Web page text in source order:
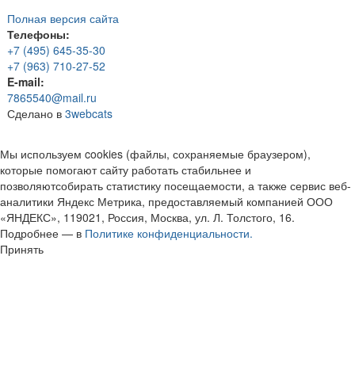
Полная версия сайта
Телефоны:
+7 (495) 645-35-30
+7 (963) 710-27-52
E-mail:
7865540@mail.ru
Сделано в 3webcats
Мы используем cookies (файлы, сохраняемые браузером),
которые помогают сайту работать стабильнее и
позволяютсобирать статистику посещаемости, а также сервис веб-
аналитики Яндекс Метрика, предоставляемый компанией ООО
«ЯНДЕКС», 119021, Россия, Москва, ул. Л. Толстого, 16.
Подробнее — в Политике конфиденциальности.
Принять